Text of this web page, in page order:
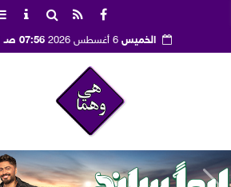
الخميس 07:56 صـ